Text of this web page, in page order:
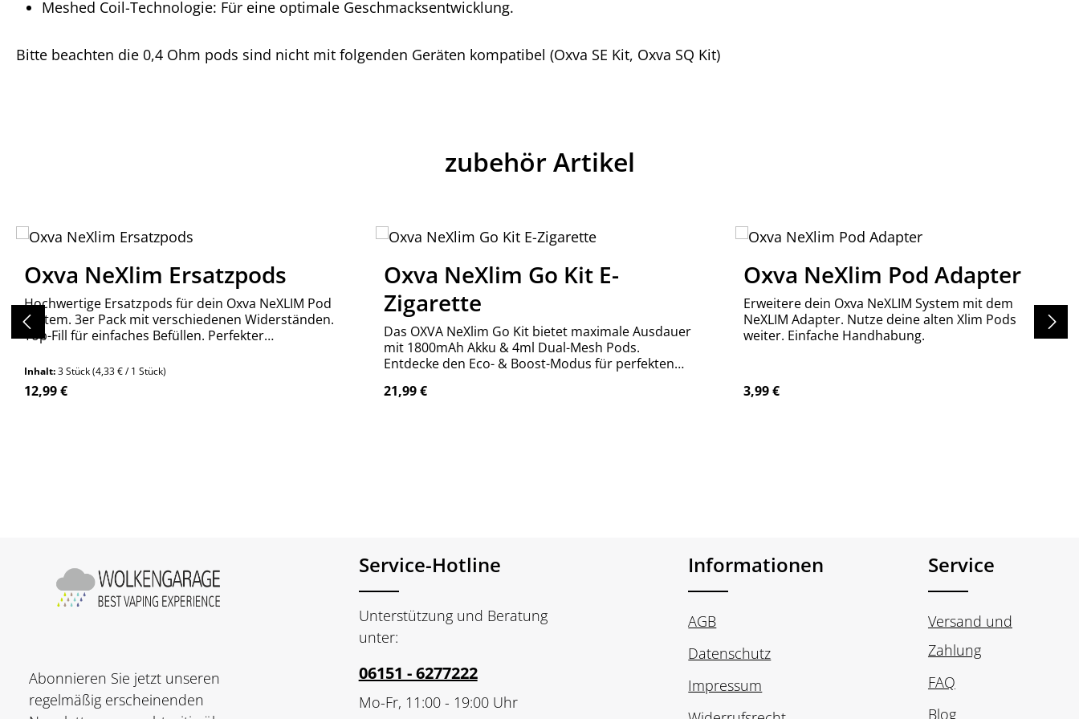
Meshed Coil-Technologie: Für eine optimale Geschmacksentwicklung.
Bitte beachten die 0,4 Ohm pods sind nicht mit folgenden Geräten kompatibel (Oxva SE Kit, Oxva SQ Kit)
zubehör Artikel
Produktgalerie überspringen
Oxva NeXlim Ersatzpods
Hochwertige Ersatzpods für dein Oxva NeXLIM Pod
System. 3er Pack mit verschiedenen Widerständen.
Top-Fill für einfaches Befüllen. Perfekter
Inhalt:3 Stück(4,33 € / 1 Stück)
Regulärer Preis:
12,99 €
Oxva NeXlim Go Kit E-
Zigarette
Das OXVA NeXlim Go Kit bietet maximale Ausdauer
mit 1800mAh Akku & 4ml Dual-Mesh Pods.
Entdecke den Eco- & Boost-Modus für perfekten
Regulärer Preis:
21,99 €
Oxva NeXlim Pod Adapter
Erweitere dein Oxva NeXLIM System mit dem
NeXLIM Adapter. Nutze deine alten Xlim Pods
weiter. Einfache Handhabung.
Regulärer Preis:
3,99 €
Abonnieren Sie jetzt unseren
regelmäßig erscheinenden
Service-Hotline
Unterstützung und Beratung
unter:
06151 - 6277222
Mo-Fr, 11:00 - 19:00 Uhr
Informationen
AGB
Datenschutz
Impressum
Service
Versand und
Zahlung
FAQ
Blog